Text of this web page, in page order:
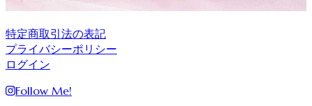
特定商取引法の表記
プライバシーポリシー
ログイン
Follow Me!